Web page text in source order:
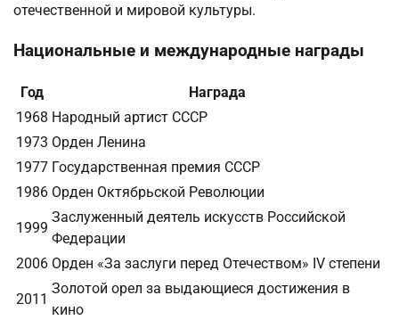
отечественной и мировой культуры.
Национальные и международные награды
Год
Награда
1968 Народный артист СССР
1973 Орден Ленина
1977 Государственная премия СССР
1986 Орден Октябрьской Революции
1999
Заслуженный деятель искусств Российской
Федерации
2006 Орден «За заслуги перед Отечеством» IV степени
2011
Золотой орел за выдающиеся достижения в
кино